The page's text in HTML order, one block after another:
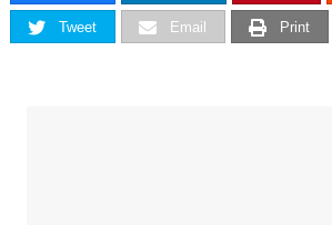
Tweet Email Print